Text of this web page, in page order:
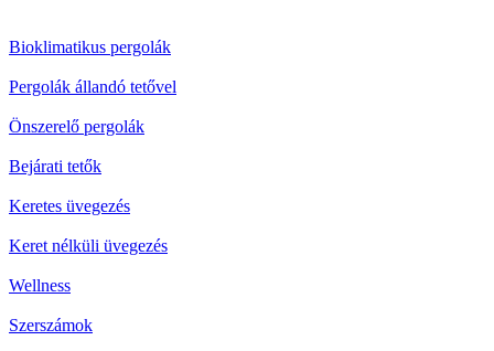
Bioklimatikus pergolák
Pergolák állandó tetővel
Önszerelő pergolák
Bejárati tetők
Keretes üvegezés
Keret nélküli üvegezés
Wellness
Szerszámok